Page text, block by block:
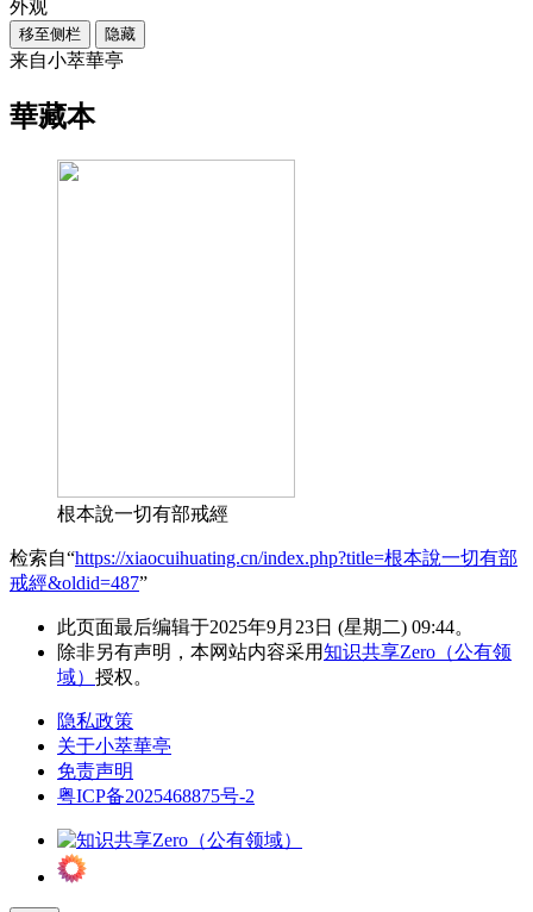
外观
移至侧栏 隐藏
来自小萃華亭
華藏本
根本說一切有部戒經
检索自“https://xiaocuihuating.cn/index.php?title=根本說一切有部
戒經&oldid=487”
此页面最后编辑于2025年9月23日 (星期二) 09:44。
除非另有声明，本网站内容采用知识共享Zero（公有领
域） 授权。
隐私政策
关于小萃華亭
免责声明
粤ICP备2025468875号-2